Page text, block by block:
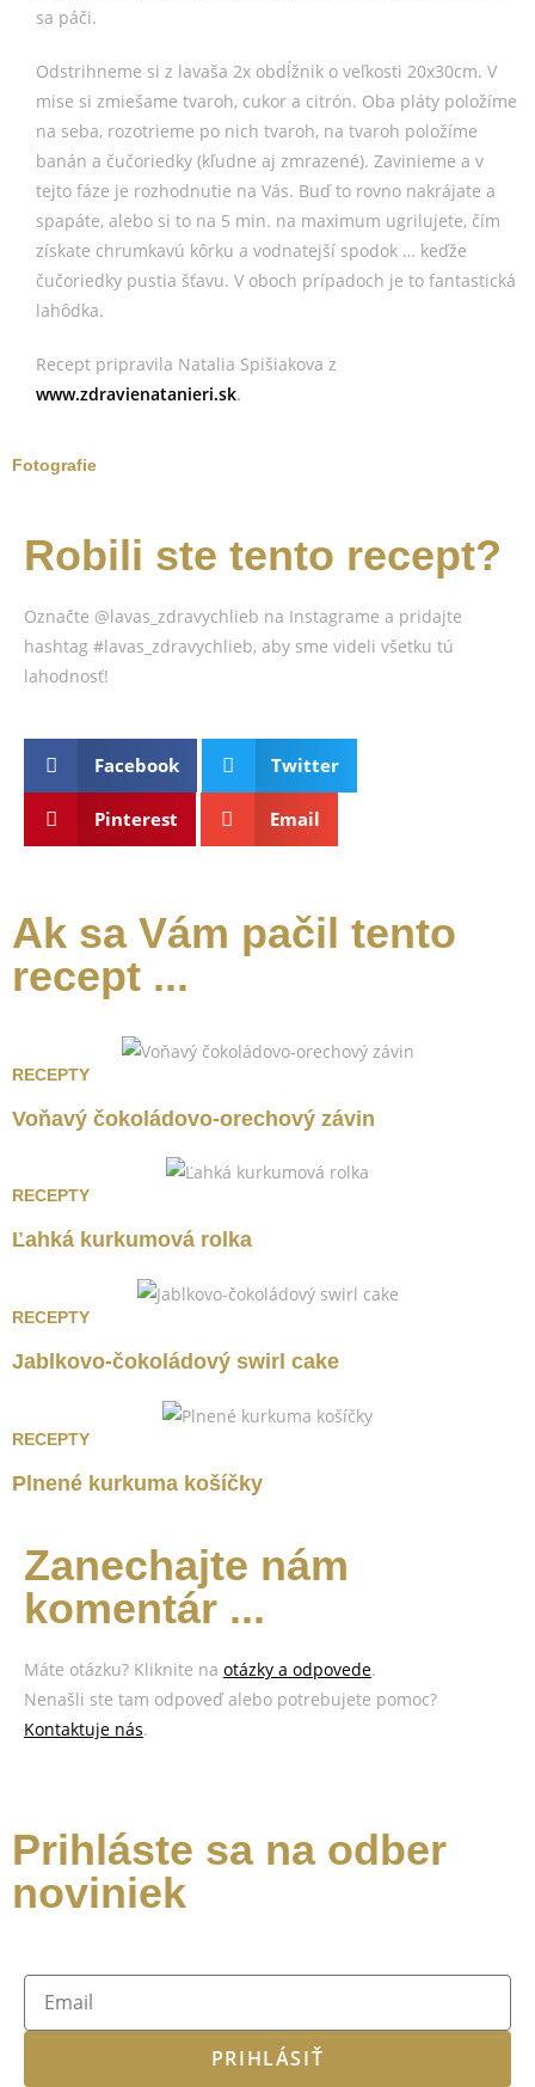
sa páči.
Odstrihneme si z lavaša 2x obdĺžnik o veľkosti 20x30cm. V
mise si zmiešame tvaroh, cukor a citrón. Oba pláty položíme
na seba, rozotrieme po nich tvaroh, na tvaroh položíme
banán a čučoriedky (kľudne aj zmrazené). Zavinieme a v
tejto fáze je rozhodnutie na Vás. Buď to rovno nakrájate a
spapáte, alebo si to na 5 min. na maximum ugrilujete, čím
získate chrumkavú kôrku a vodnatejší spodok … keďže
čučoriedky pustia šťavu. V oboch prípadoch je to fantastická
lahôdka.
Recept pripravila Natalia Spišiakova z
www.zdravienatanieri.sk.
Fotografie
Robili ste tento recept?
Označte @lavas_zdravychlieb na Instagrame a pridajte
hashtag #lavas_zdravychlieb, aby sme videli všetku tú
lahodnosť!
Facebook Twitter
Pinterest Email
Ak sa Vám pačil tento
recept ...
RECEPTY
Voňavý čokoládovo-orechový závin
RECEPTY
Ľahká kurkumová rolka
RECEPTY
Jablkovo-čokoládový swirl cake
RECEPTY
Plnené kurkuma košíčky
Zanechajte nám
komentár ...
Máte otázku? Kliknite na otázky a odpovede.
Nenašli ste tam odpoveď alebo potrebujete pomoc?
Kontaktuje nás.
Prihláste sa na odber
noviniek
PRIHLÁSIŤ